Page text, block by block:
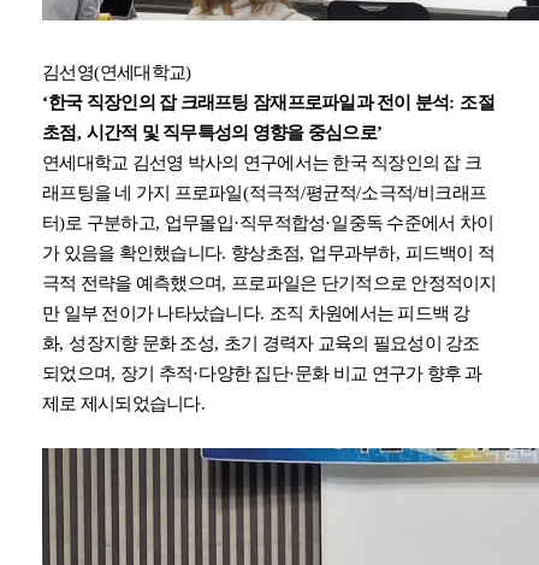
김선영(연세대학교)
‘한국 직장인의 잡 크래프팅 잠재프로파일과 전이 분석: 조절
초점, 시간적 및 직무특성의 영향을 중심으로’
연세대학교 김선영 박사의 연구에서는 한국 직장인의 잡 크
래프팅을 네 가지 프로파일(적극적/평균적/소극적/비크래프
터)로 구분하고, 업무몰입·직무적합성·일중독 수준에서 차이
가 있음을 확인했습니다. 향상초점, 업무과부하, 피드백이 적
극적 전략을 예측했으며, 프로파일은 단기적으로 안정적이지
만 일부 전이가 나타났습니다. 조직 차원에서는 피드백 강
화, 성장지향 문화 조성, 초기 경력자 교육의 필요성이 강조
되었으며, 장기 추적·다양한 집단·문화 비교 연구가 향후 과
제로 제시되었습니다.